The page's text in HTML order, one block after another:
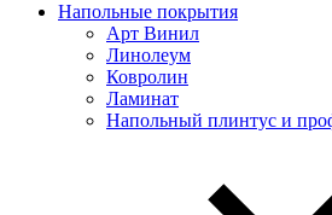
Напольные покрытия
Арт Винил
Линолеум
Ковролин
Ламинат
Напольный плинтус и